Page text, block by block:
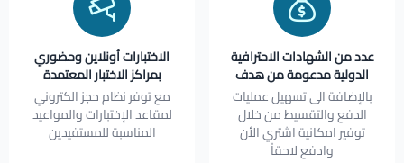
عدد من الشهادات الاحترافية
الدولية مدعومة من هدف
بالإضافة الى تسهيل عمليات
الدفع والتقسيط من خلال
توفير امكانية اشتري الأن
وادفع لاحقاً
الاختبارات أونلاين وحضوري
بمراكز الاختبار المعتمدة
مع توفر نظام حجز الكتروني
لمقاعد الإختبارات والمواعيد
المناسبة للمستفيدين